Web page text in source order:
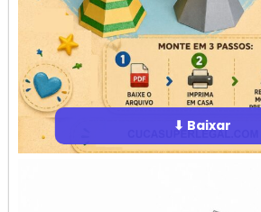
⬇ Baixar